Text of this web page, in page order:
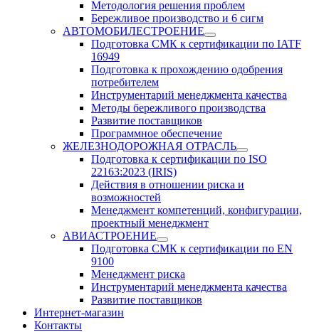
Методология решения проблем
Бережливое производство и 6 сигм
АВТОМОБИЛЕСТРОЕНИЕ
Подготовка СМК к сертификации по IATF
16949
Подготовка к прохождению одобрения
потребителем
Инструментарий менеджмента качества
Методы бережливого производства
Развитие поставщиков
Программное обеспечение
ЖЕЛЕЗНОДОРОЖНАЯ ОТРАСЛЬ
Подготовка к сертификации по ISO
22163:2023 (IRIS)
Действия в отношении риска и
возможностей
Менеджмент компетенций, конфигурации,
проектный менеджмент
АВИАСТРОЕНИЕ
Подготовка СМК к сертификации по EN
9100
Менеджмент риска
Инструментарий менеджмента качества
Развитие поставщиков
Интернет-магазин
Контакты